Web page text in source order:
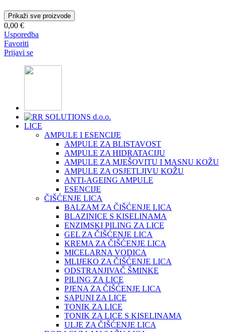
Prikaži sve proizvode
0,00 €
Usporedba
Favoriti
Prijavi se
LICE
AMPULE I ESENCIJE
AMPULE ZA BLISTAVOST
AMPULE ZA HIDRATACIJU
AMPULE ZA MJEŠOVITU I MASNU KOŽU
AMPULE ZA OSJETLJIVU KOŽU
ANTI-AGEING AMPULE
ESENCIJE
ČIŠĆENJE LICA
BALZAM ZA ČIŠĆENJE LICA
BLAZINICE S KISELINAMA
ENZIMSKI PILING ZA LICE
GEL ZA ČIŠĆENJE LICA
KREMA ZA ČIŠĆENJE LICA
MICELARNA VODICA
MLIJEKO ZA ČIŠĆENJE LICA
ODSTRANJIVAČ ŠMINKE
PILING ZA LICE
PJENA ZA ČIŠĆENJE LICA
SAPUNI ZA LICE
TONIK ZA LICE
TONIK ZA LICE S KISELINAMA
ULJE ZA ČIŠĆENJE LICA